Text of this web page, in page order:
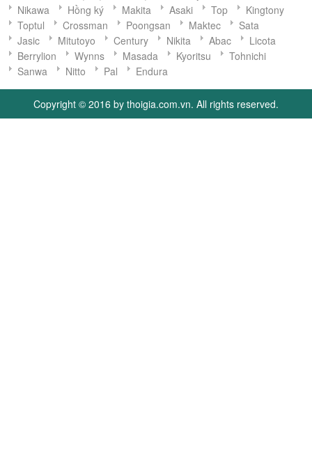
Nikawa
Hồng ký Makita Asaki Top
Kingtony
Toptul
Crossman Poongsan Maktec
Sata
Jasic
Mitutoyo Century Nikita Abac
Licota
Berrylion
Wynns Masada Kyoritsu
Tohnichi
Sanwa
Nitto Pal Endura
Copyright © 2016 by thoigia.com.vn. All rights reserved.